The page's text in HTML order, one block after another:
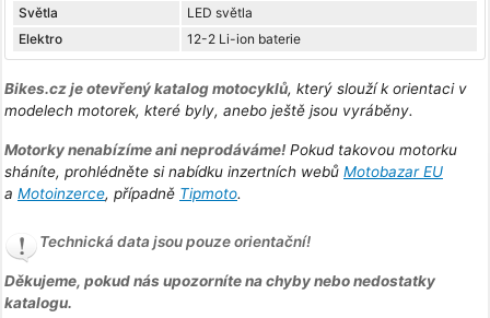
Světla
LED světla
Elektro
12-2 Li-ion baterie
Bikes.cz je otevřený katalog motocyklů, který slouží k orientaci v
modelech motorek, které byly, anebo ještě jsou vyráběny.
Motorky nenabízíme ani neprodáváme!Pokud takovou motorku
sháníte, prohlédněte si nabídku inzertních webů Motobazar EU
a Motoinzerce, případně Tipmoto.
Technická data jsou pouze orientační!
Děkujeme, pokud nás upozorníte na chyby nebo nedostatky
katalogu.